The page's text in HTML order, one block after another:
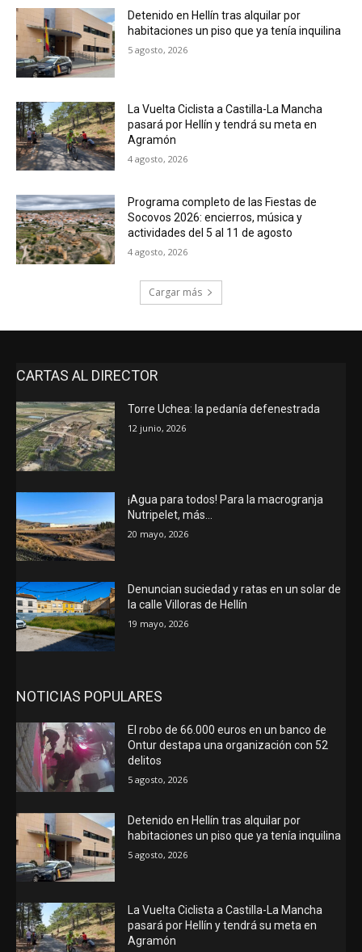
Detenido en Hellín tras alquilar por
habitaciones un piso que ya tenía inquilina
5 agosto, 2026
La Vuelta Ciclista a Castilla-La Mancha
pasará por Hellín y tendrá su meta en
Agramón
4 agosto, 2026
Programa completo de las Fiestas de
Socovos 2026: encierros, música y
actividades del 5 al 11 de agosto
4 agosto, 2026
Cargar más
CARTAS AL DIRECTOR
Torre Uchea: la pedanía defenestrada
12 junio, 2026
¡Agua para todos! Para la macrogranja
Nutripelet, más…
20 mayo, 2026
Denuncian suciedad y ratas en un solar de
la calle Villoras de Hellín
19 mayo, 2026
NOTICIAS POPULARES
El robo de 66.000 euros en un banco de
Ontur destapa una organización con 52
delitos
5 agosto, 2026
Detenido en Hellín tras alquilar por
habitaciones un piso que ya tenía inquilina
5 agosto, 2026
La Vuelta Ciclista a Castilla-La Mancha
pasará por Hellín y tendrá su meta en
Agramón